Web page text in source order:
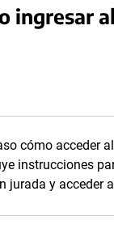
ingresar
cómo acceder
instrucciones
jurada y acceder